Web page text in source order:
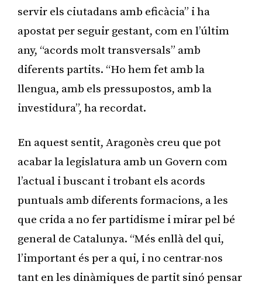
servir els ciutadans amb eficàcia” i ha
apostat per seguir gestant, com en l’últim
any, “acords molt transversals” amb
diferents partits. “Ho hem fet amb la
llengua, amb els pressupostos, amb la
investidura”, ha recordat.
En aquest sentit, Aragonès creu que pot
acabar la legislatura amb un Govern com
l’actual i buscant i trobant els acords
puntuals amb diferents formacions, a les
que crida a no fer partidisme i mirar pel bé
general de Catalunya. “Més enllà del qui,
l’important és per a qui, i no centrar-nos
tant en les dinàmiques de partit sinó pensar